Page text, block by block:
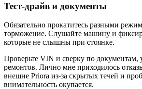
Тест‑драйв и документы
Обязательно прокатитесь разными
торможение. Слушайте машину и
которые не слышны при стоянке.
Проверьте VIN и сверку по документам,
ремонтов. Лично мне приходилось
внешне Priora из‑за скрытых течей и
внимательность окупается.